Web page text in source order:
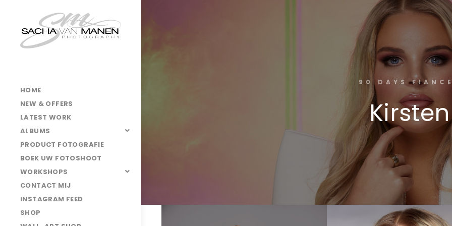
HOME
NEW & OFFERS
LATEST WORK
ALBUMS
PRODUCT FOTOGRAFIE
BOEK UW FOTOSHOOT
WORKSHOPS
CONTACT MIJ
INSTAGRAM FEED
SHOP
90 DAYS
Kirsten